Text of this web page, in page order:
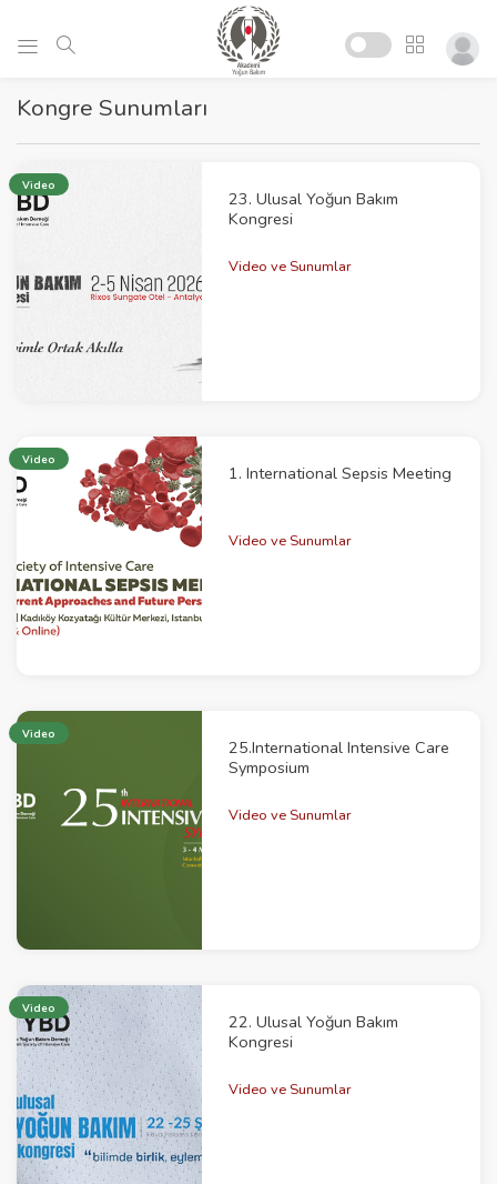
Kongre Sunumları
Video
23. Ulusal Yoğun Bakım
Kongresi
Video ve Sunumlar
Video
1. International Sepsis Meeting
Video ve Sunumlar
Video
25.International Intensive Care
Symposium
Video ve Sunumlar
Video
22. Ulusal Yoğun Bakım
Kongresi
Video ve Sunumlar